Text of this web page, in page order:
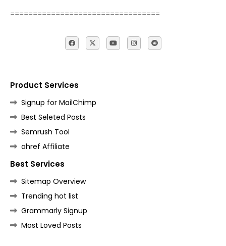
=================================
Product Services
Signup for MailChimp
Best Seleted Posts
Semrush Tool
ahref Affiliate
Best Services
Sitemap Overview
Trending hot list
Grammarly Signup
Most Loved Posts